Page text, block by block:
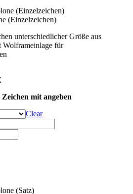
(Einzelzeichen)
unterschiedlicher Größe aus
für
mit angeben
Clear